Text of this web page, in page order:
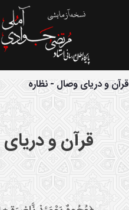
فیش موضوعی - سایت
قرآن و دریای وصال - نظاره
قرآن و